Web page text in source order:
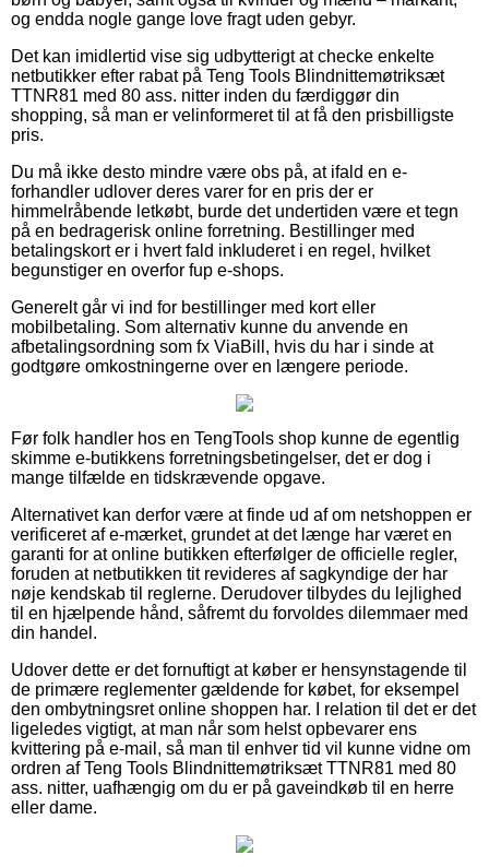
og endda nogle gange love fragt uden gebyr.
Det kan imidlertid vise sig udbytterigt at checke enkelte
netbutikker efter rabat på Teng Tools Blindnittemøtriksæt
TTNR81 med 80 ass. nitter inden du færdiggør din
shopping, så man er velinformeret til at få den prisbilligste
pris.
Du må ikke desto mindre være obs på, at ifald en e-
forhandler udlover deres varer for en pris der er
himmelråbende letkøbt, burde det undertiden være et tegn
på en bedragerisk online forretning. Bestillinger med
betalingskort er i hvert fald inkluderet i en regel, hvilket
begunstiger en overfor fup e-shops.
Generelt går vi ind for bestillinger med kort eller
mobilbetaling. Som alternativ kunne du anvende en
afbetalingsordning som fx ViaBill, hvis du har i sinde at
godtgøre omkostningerne over en længere periode.
Før folk handler hos en TengTools shop kunne de egentlig
skimme e-butikkens forretningsbetingelser, det er dog i
mange tilfælde en tidskrævende opgave.
Alternativet kan derfor være at finde ud af om netshoppen er
verificeret af e-mærket, grundet at det længe har været en
garanti for at online butikken efterfølger de officielle regler,
foruden at netbutikken tit revideres af sagkyndige der har
nøje kendskab til reglerne. Derudover tilbydes du lejlighed
til en hjælpende hånd, såfremt du forvoldes dilemmaer med
din handel.
Udover dette er det fornuftigt at køber er hensynstagende til
de primære reglementer gældende for købet, for eksempel
den ombytningsret online shoppen har. I relation til det er det
ligeledes vigtigt, at man når som helst opbevarer ens
kvittering på e-mail, så man til enhver tid vil kunne vidne om
ordren af Teng Tools Blindnittemøtriksæt TTNR81 med 80
ass. nitter, uafhængig om du er på gaveindkøb til en herre
eller dame.